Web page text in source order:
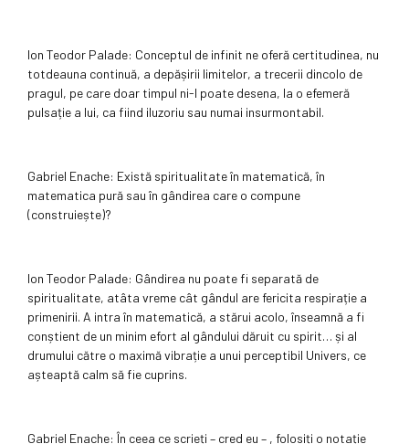
Ion Teodor Palade: Conceptul de infinit ne oferă certitudinea, nu
totdeauna continuă, a depășirii limitelor, a trecerii dincolo de
pragul, pe care doar timpul ni-l poate desena, la o efemeră
pulsație a lui, ca fiind iluzoriu sau numai insurmontabil.
Gabriel Enache: Există spiritualitate în matematică, în
matematica pură sau în gândirea care o compune
(construiește)?
Ion Teodor Palade: Gândirea nu poate fi separată de
spiritualitate, atâta vreme cât gândul are fericita respirație a
primenirii. A intra în matematică, a stărui acolo, înseamnă a fi
conștient de un minim efort al gândului dăruit cu spirit… și al
drumului către o maximă vibrație a unui perceptibil Univers, ce
așteaptă calm să fie cuprins.
Gabriel Enache: În ceea ce scrieți – cred eu – , folosiți o notație